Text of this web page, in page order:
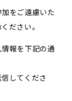
をご遠慮いた
ださい。
報を下記の通
してくださ